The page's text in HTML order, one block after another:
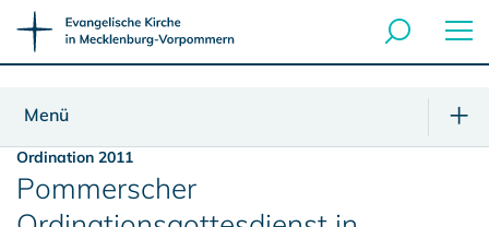
Menü
Ordination 2011
Pommerscher